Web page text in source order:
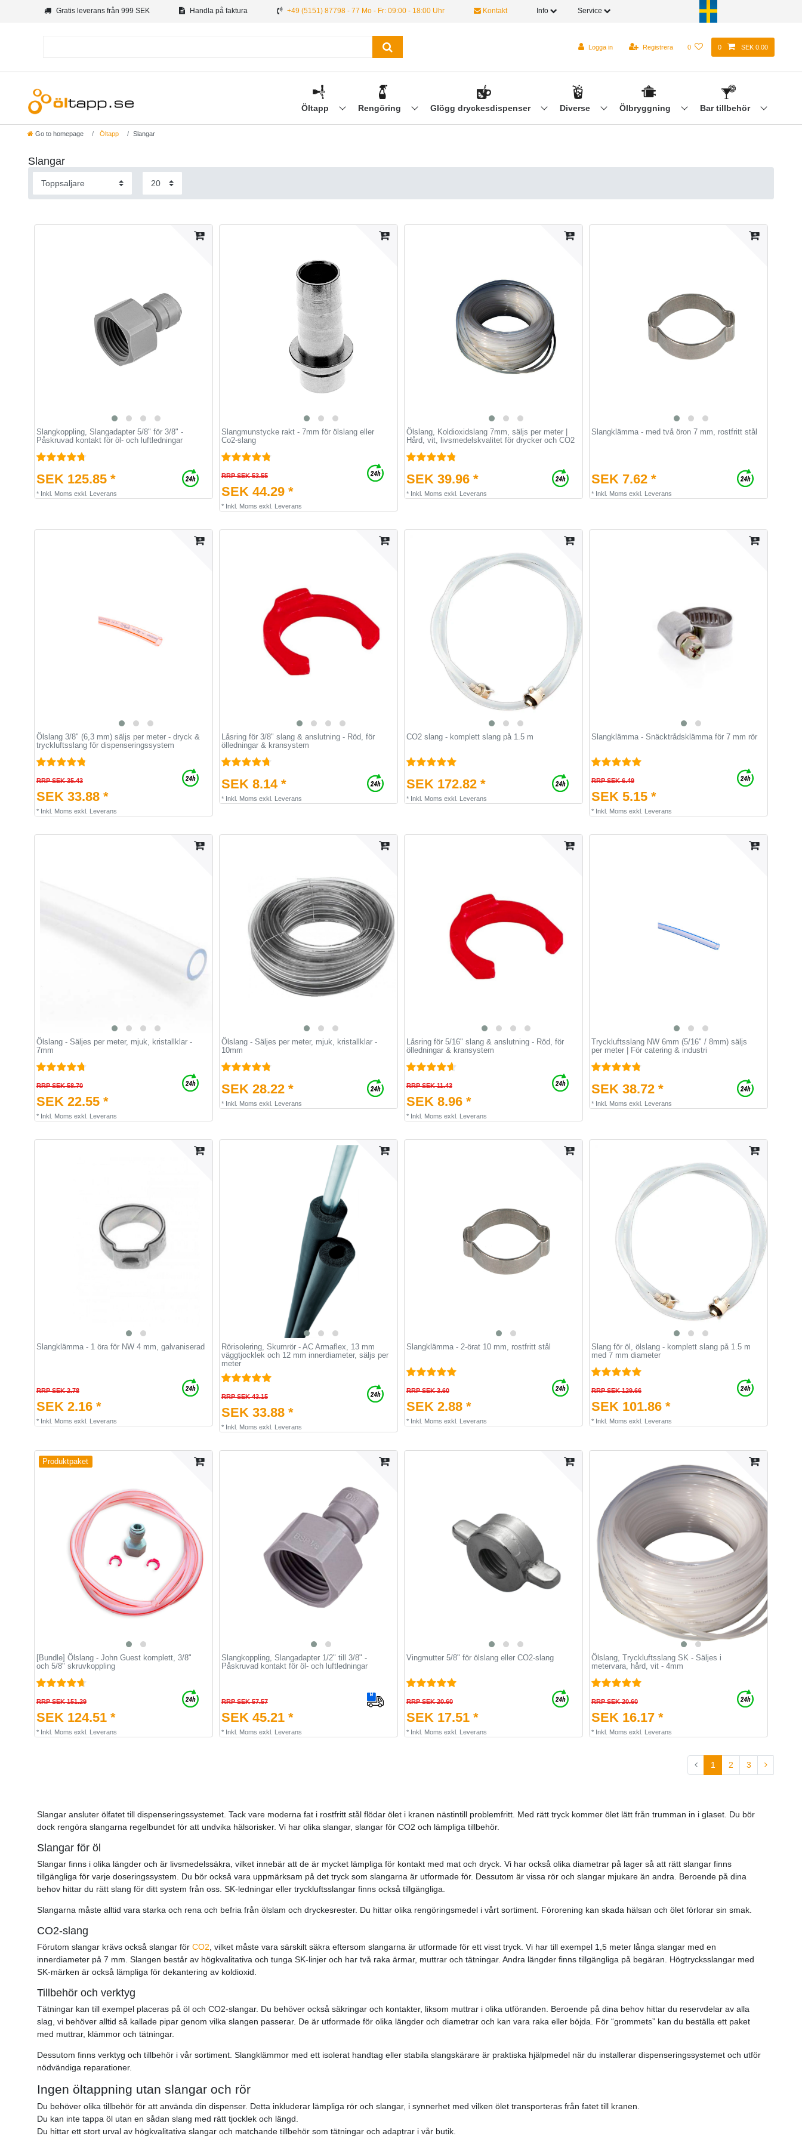
Gratis leverans från 999 SEK Handla på faktura +49 (5151) 87798 - 77 Mo - Fr: 09:00 - 18:00 Uhr Kontakt Info Service
Logga in Registrera 0 0 SEK 0.00
Öltapp Rengöring Glögg dryckesdispenser Diverse Ölbryggning Bar tillbehör
Go to homepage Öltapp Slangar
Slangar
Slangkoppling, Slangadapter 5/8" för 3/8" -
Påskruvad kontakt för öl- och luftledningar
SEK 125.85 *
* Inkl. Moms exkl. Leverans
Slangmunstycke rakt - 7mm för ölslang eller
Co2-slang
RRP SEK 53.55
SEK 44.29 *
* Inkl. Moms exkl. Leverans
Ölslang, Koldioxidslang 7mm, säljs per meter |
Hård, vit, livsmedelskvalitet för drycker och CO2
SEK 39.96 *
* Inkl. Moms exkl. Leverans
Slangklämma - med två öron 7 mm, rostfritt stål
SEK 7.62 *
* Inkl. Moms exkl. Leverans
Ölslang 3/8" (6,3 mm) säljs per meter - dryck &
tryckluftsslang för dispenseringssystem
RRP SEK 35.43
SEK 33.88 *
* Inkl. Moms exkl. Leverans
Låsring för 3/8" slang & anslutning - Röd, för
ölledningar & kransystem
SEK 8.14 *
* Inkl. Moms exkl. Leverans
CO2 slang - komplett slang på 1.5 m
SEK 172.82 *
* Inkl. Moms exkl. Leverans
Slangklämma - Snäcktrådsklämma för 7 mm rör
RRP SEK 6.49
SEK 5.15 *
* Inkl. Moms exkl. Leverans
Ölslang - Säljes per meter, mjuk, kristallklar -
7mm
RRP SEK 58.70
SEK 22.55 *
* Inkl. Moms exkl. Leverans
Ölslang - Säljes per meter, mjuk, kristallklar -
10mm
SEK 28.22 *
* Inkl. Moms exkl. Leverans
Låsring för 5/16" slang & anslutning - Röd, för
ölledningar & kransystem
RRP SEK 11.43
SEK 8.96 *
* Inkl. Moms exkl. Leverans
Tryckluftsslang NW 6mm (5/16" / 8mm) säljs
per meter | För catering & industri
SEK 38.72 *
* Inkl. Moms exkl. Leverans
Slangklämma - 1 öra för NW 4 mm, galvaniserad
RRP SEK 2.78
SEK 2.16 *
* Inkl. Moms exkl. Leverans
Rörisolering, Skumrör - AC Armaflex, 13 mm
väggtjocklek och 12 mm innerdiameter, säljs per
meter
RRP SEK 43.15
SEK 33.88 *
* Inkl. Moms exkl. Leverans
Slangklämma - 2-örat 10 mm, rostfritt stål
RRP SEK 3.60
SEK 2.88 *
* Inkl. Moms exkl. Leverans
Slang för öl, ölslang - komplett slang på 1.5 m
med 7 mm diameter
RRP SEK 129.66
SEK 101.86 *
* Inkl. Moms exkl. Leverans
Produktpaket
[Bundle] Ölslang - John Guest komplett, 3/8"
och 5/8" skruvkoppling
RRP SEK 151.29
SEK 124.51 *
* Inkl. Moms exkl. Leverans
Slangkoppling, Slangadapter 1/2" till 3/8" -
Påskruvad kontakt för öl- och luftledningar
RRP SEK 57.57
SEK 45.21 *
* Inkl. Moms exkl. Leverans
Vingmutter 5/8" för ölslang eller CO2-slang
RRP SEK 20.60
SEK 17.51 *
* Inkl. Moms exkl. Leverans
Ölslang, Tryckluftsslang SK - Säljes i
metervara, hård, vit - 4mm
RRP SEK 20.60
SEK 16.17 *
* Inkl. Moms exkl. Leverans
1 2 3
Slangar ansluter ölfatet till dispenseringssystemet. Tack vare moderna fat i rostfritt stål flödar ölet i kranen nästintill problemfritt. Med rätt tryck kommer ölet lätt från trumman in i glaset. Du bör
dock rengöra slangarna regelbundet för att undvika hälsorisker. Vi har olika slangar, slangar för CO2 och lämpliga tillbehör.
Slangar för öl
Slangar finns i olika längder och är livsmedelssäkra, vilket innebär att de är mycket lämpliga för kontakt med mat och dryck. Vi har också olika diametrar på lager så att rätt slangar finns
tillgängliga för varje doseringssystem. Du bör också vara uppmärksam på det tryck som slangarna är utformade för. Dessutom är vissa rör och slangar mjukare än andra. Beroende på dina
behov hittar du rätt slang för ditt system från oss. SK-ledningar eller tryckluftsslangar finns också tillgängliga.
Slangarna måste alltid vara starka och rena och befria från ölslam och dryckesrester. Du hittar olika rengöringsmedel i vårt sortiment. Förorening kan skada hälsan och ölet förlorar sin smak.
CO2-slang
Förutom slangar krävs också slangar för CO2 , vilket måste vara särskilt säkra eftersom slangarna är utformade för ett visst tryck. Vi har till exempel 1,5 meter långa slangar med en
innerdiameter på 7 mm. Slangen består av högkvalitativa och tunga SK-linjer och har två raka ärmar, muttrar och tätningar. Andra längder finns tillgängliga på begäran. Högtrycksslangar med
SK-märken är också lämpliga för dekantering av koldioxid.
Tillbehör och verktyg
Tätningar kan till exempel placeras på öl och CO2-slangar. Du behöver också säkringar och kontakter, liksom muttrar i olika utföranden. Beroende på dina behov hittar du reservdelar av alla
slag, vi behöver alltid så kallade pipar genom vilka slangen passerar. De är utformade för olika längder och diametrar och kan vara raka eller böjda. För “grommets” kan du beställa ett paket
med muttrar, klämmor och tätningar.
Dessutom finns verktyg och tillbehör i vår sortiment. Slangklämmor med ett isolerat handtag eller stabila slangskärare är praktiska hjälpmedel när du installerar dispenseringssystemet och utför
nödvändiga reparationer.
Ingen öltappning utan slangar och rör
Du behöver olika tillbehör för att använda din dispenser. Detta inkluderar lämpliga rör och slangar, i synnerhet med vilken ölet transporteras från fatet till kranen.
Du kan inte tappa öl utan en sådan slang med rätt tjocklek och längd.
Du hittar ett stort urval av högkvalitativa slangar och matchande tillbehör som tätningar och adaptrar i vår butik.